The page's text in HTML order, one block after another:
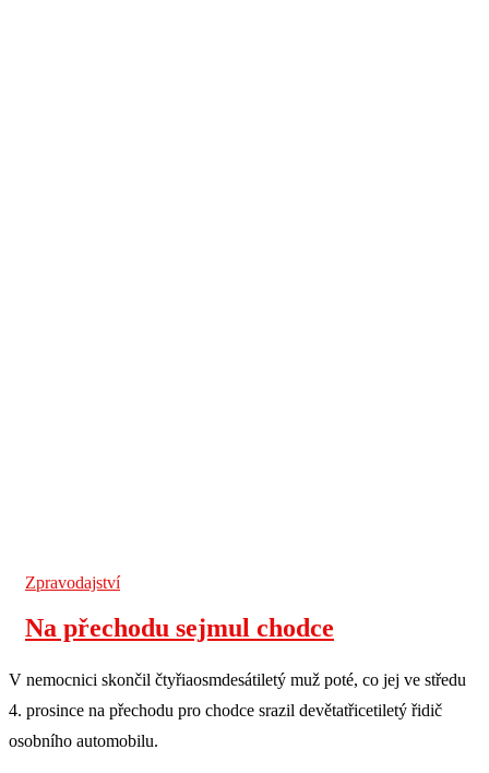
Zpravodajství
Na přechodu sejmul chodce
V nemocnici skončil čtyřiaosmdesátiletý muž poté, co jej ve středu
4. prosince na přechodu pro chodce srazil devětatřicetiletý řidič
osobního automobilu.